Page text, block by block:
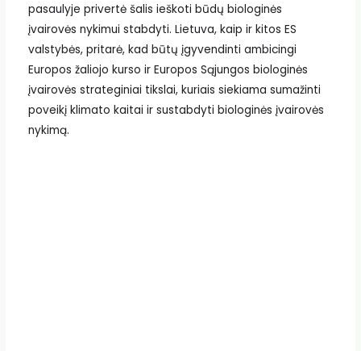
pasaulyje privertė šalis ieškoti būdų biologinės
įvairovės nykimui stabdyti. Lietuva, kaip ir kitos ES
valstybės, pritarė, kad būtų įgyvendinti ambicingi
Europos žaliojo kurso ir Europos Sąjungos biologinės
įvairovės strateginiai tikslai, kuriais siekiama sumažinti
poveikį klimato kaitai ir sustabdyti biologinės įvairovės
nykimą.